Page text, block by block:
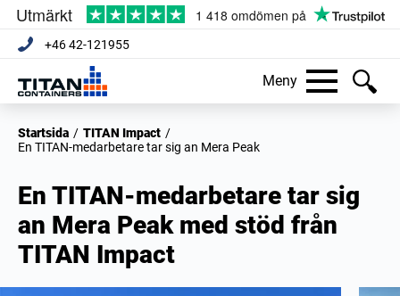
+46 42-121955
Meny
Startsida / TITAN Impact /
En TITAN-medarbetare tar sig an Mera Peak
En TITAN-medarbetare tar sig
an Mera Peak med stöd från
TITAN Impact